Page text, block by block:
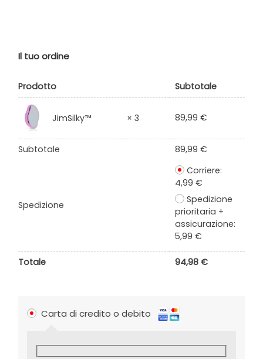
Il tuo ordine
Prodotto Subtotale
JimSilky™ × 3 89,99 €
Subtotale 89,99 €
Spedizione
Corriere:
4,99 €
Spedizione
prioritaria +
assicurazione:
5,99 €
Totale 94,98 €
Carta di credito o debito